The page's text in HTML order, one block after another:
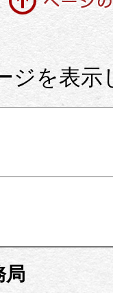
ジの先頭に戻る
ジを表示
局